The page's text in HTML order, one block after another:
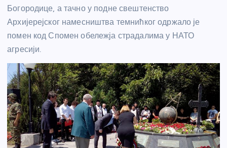
Богородице, а тачно у подне свештенство
Архијерејског намесништва темнићког одржало је
помен код Спомен обележја страдалима у НАТО
агресији.